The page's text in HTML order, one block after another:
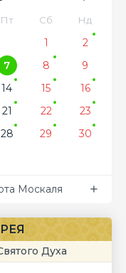
Пт Сб Нд
1
2
7 8
9
14 15
16
21 22
23
28 29
30
Москаля
Духа